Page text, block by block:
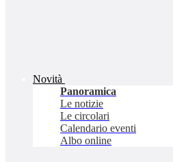
Novità
Panoramica
Le notizie
Le circolari
Calendario eventi
Albo online